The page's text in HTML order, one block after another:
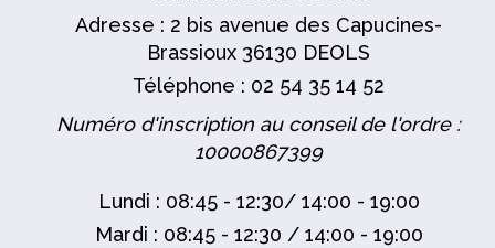
Adresse : 2 bis avenue des Capucines-
Brassioux 36130 DEOLS
Téléphone : 02 54 35 14 52
Numéro d'inscription au conseil de l'ordre :
10000867399
Lundi : 08:45 - 12:30/ 14:00 - 19:00
Mardi : 08:45 - 12:30 / 14:00 - 19:00